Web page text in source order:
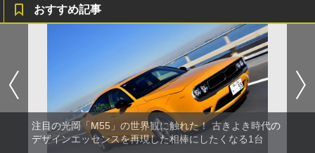
おすすめ記事
注目の光岡「M55」の世界観に触れた！ 古きよき時代の
デザインエッセンスを再現した相棒にしたくなる1台